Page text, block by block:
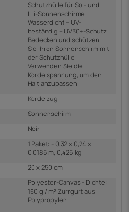
Schutzhülle für Sol- und
Lili-Sonnenschirme
Wasserdicht – UV-
beständig – UV30+-Schutz
Bedecken und schützen
Sie Ihren Sonnenschirm mit
der Schutzhülle
Verwenden Sie die
Kordelspannung, um den
Halt anzupassen
Kordelzug
Sonnenschirm
Noir
1 Paket: - 0,32 x 0,24 x
0,0185 m, 0,425 kg
20 x 250 cm
Polyester-Canvas - Dichte:
160 g / m² Zurrgurt aus
Polypropylen